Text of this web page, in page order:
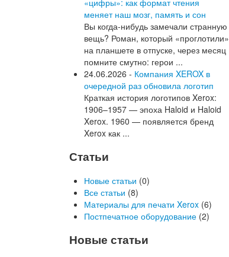
«цифры»: как формат чтения
меняет наш мозг, память и сон
Вы когда-нибудь замечали странную
вещь? Роман, который «проглотили»
на планшете в отпуске, через месяц
помните смутно: герои ...
24.06.2026 - Компания XEROX в
очередной раз обновила логотип
Краткая история логотипов Xerox:
1906–1957 — эпоха Haloid и Haloid
Xerox. 1960 — появляется бренд
Xerox как ...
Статьи
Новые статьи (0)
Все статьи (8)
Материалы для печати Xerox (6)
Постпечатное оборудование (2)
Новые статьи